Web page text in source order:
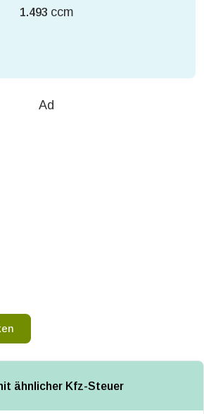
1.493 ccm
Ad
ähnlicher Kfz-Steuer